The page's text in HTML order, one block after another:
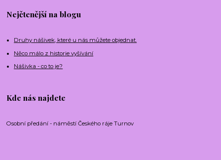
Nejčtenější na blogu
Druhy nášivek, které u nás můžete objednat.
Něco málo z historie vyšívání
Nášivka - co to je?
Kde nás najdete
Osobní předání - náměstí Českého ráje Turnov